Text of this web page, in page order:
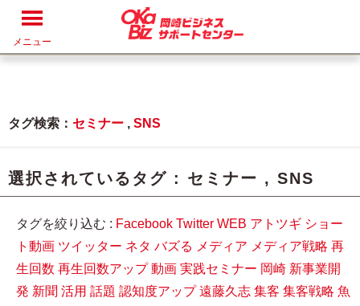
メニュー
タグ検索： セミナー , SNS
選択されているタグ : セミナー , SNS
タグを絞り込む : Facebook Twitter WEB アトツギ ショー
ト動画 ツイッター ネタ バズる メディア メディア戦略 再
生回数 再生回数アップ 動画 実践セミナー 岡崎 新事業開
発 新聞 活用 話題 認知度アップ 遠藤久志 集客 集客戦略 魚